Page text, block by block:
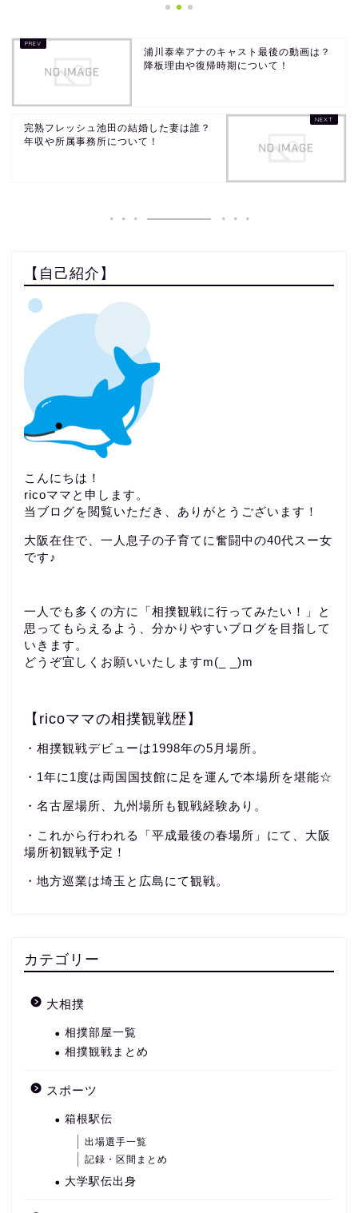
浦川泰幸アナのキャスト最後の動画は？
降板理由や復帰時期について！
完熟フレッシュ池田の結婚した妻は誰？
年収や所属事務所について！
【自己紹介】
こんにちは！
ricoママと申します。
当ブログを閲覧いただき、ありがとうございます！
大阪在住で、一人息子の子育てに奮闘中の40代スー女
です♪
一人でも多くの方に「相撲観戦に行ってみたい！」と
思ってもらえるよう、分かりやすいブログを目指して
いきます。
どうぞ宜しくお願いいたしますm(_ _)m
【ricoママの相撲観戦歴】
・相撲観戦デビューは1998年の5月場所。
・1年に1度は両国国技館に足を運んで本場所を堪能☆
・名古屋場所、九州場所も観戦経験あり。
・これから行われる「平成最後の春場所」にて、大阪
場所初観戦予定！
・地方巡業は埼玉と広島にて観戦。
カテゴリー
大相撲
相撲部屋一覧
相撲観戦まとめ
スポーツ
箱根駅伝
出場選手一覧
記録・区間まとめ
大学駅伝出身